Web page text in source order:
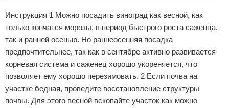
Инструкция 1 Можно посадить виноград как весной, как
только кончатся морозы, в период быстрого роста саженца,
так и ранней осенью. Но раннеосенняя посадка
предпочтительнее, так как в сентябре активно развивается
корневая система и саженец хорошо укореняется, что
позволяет ему хорошо перезимовать. 2 Если почва на
участке бедная, проведите восстановление структуры
почвы. Для этого весной вскопайте участок как можно